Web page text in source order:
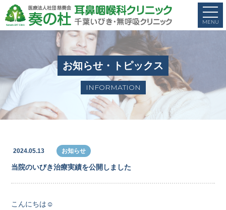
お知らせ・トピックス
INFORMATION
2024.05.13 お知らせ
当院のいびき治療実績を公開しました
こんにちは☺